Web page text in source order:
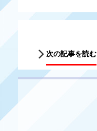
次の記事を読む